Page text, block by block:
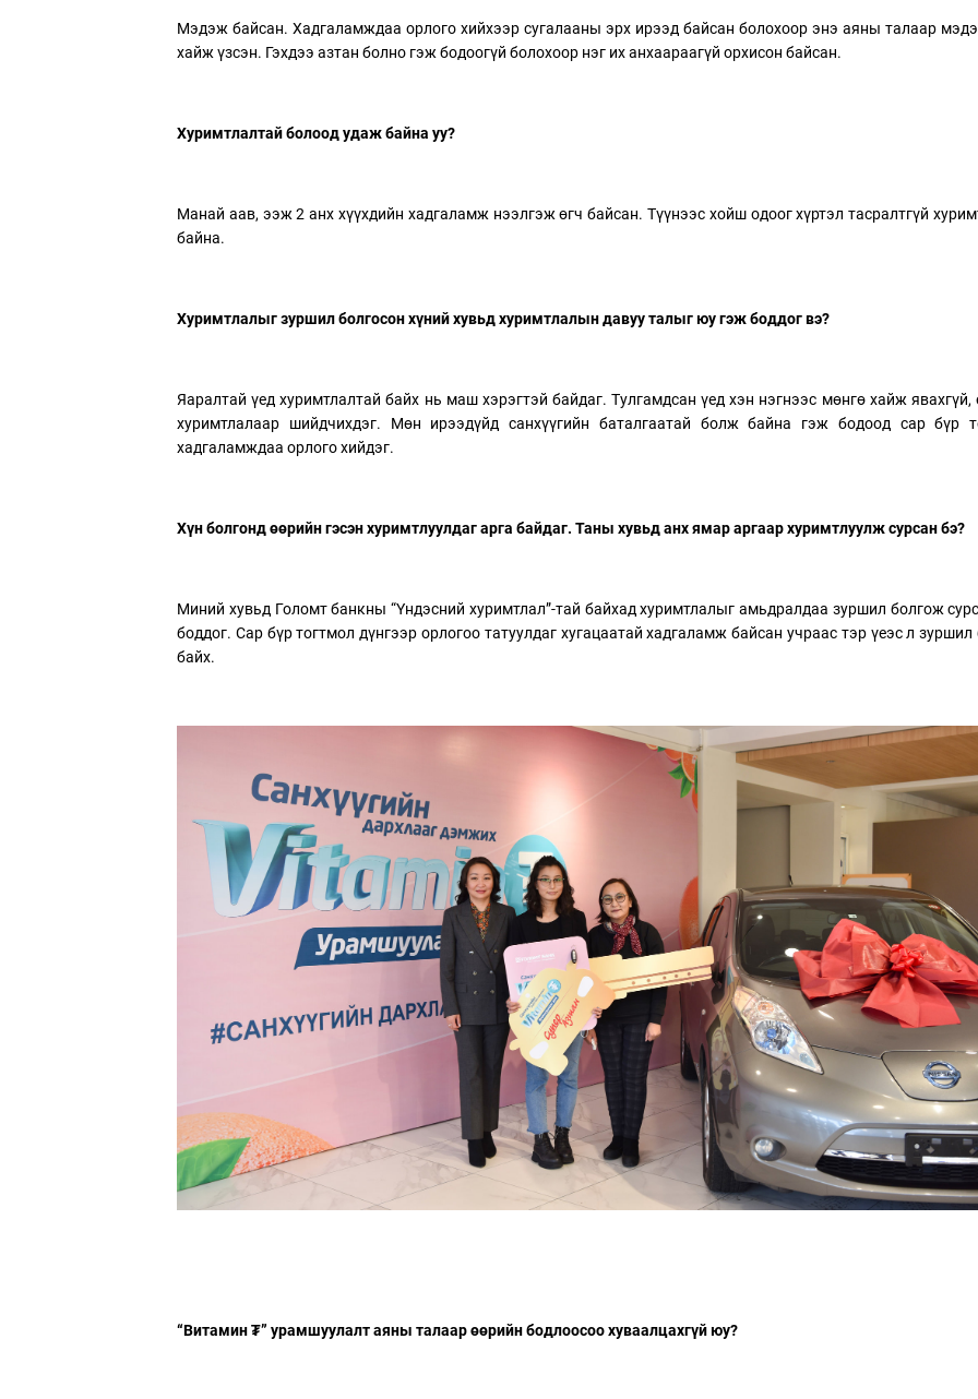
Мэдэж байсан. Хадгаламждаа орлого хийхээр сугалааны эрх ирээд байсан болохоор энэ аяны талаар
хайж үзсэн. Гэхдээ азтан болно гэж бодоогүй болохоор нэг их анхаараагүй орхисон байсан.
Хуримтлалтай болоод удаж байна уу?
Манай аав, ээж 2 анх хүүхдийн хадгаламж нээлгэж өгч байсан. Түүнээс хойш одоог хүртэл тасралтгүй
байна.
Хуримтлалыг зуршил болгосон хүний хувьд хуримтлалын давуу талыг юу гэж боддог вэ?
Яаралтай үед хуримтлалтай байх нь маш хэрэгтэй байдаг. Тулгамдсан үед хэн нэгнээс мөнгө хайж явахгүй,
хуримтлалаар шийдчихдэг. Мөн ирээдүйд санхүүгийн баталгаатай болж байна гэж бодоод сар бүр
хадгаламждаа орлого хийдэг.
Хүн болгонд өөрийн гэсэн хуримтлуулдаг арга байдаг. Таны хувьд анх ямар аргаар хуримтлуулж сурсан бэ?
Миний хувьд Голомт банкны “Үндэсний хуримтлал”-тай байхад хуримтлалыг амьдралдаа зуршил болгож
боддог. Сар бүр тогтмол дүнгээр орлогоо татуулдаг хугацаатай хадгаламж байсан учраас тэр үеэс л зуршил
байх.
“Витамин ₮” урамшуулалт аяны талаар өөрийн бодлоосоо хуваалцахгүй юу?